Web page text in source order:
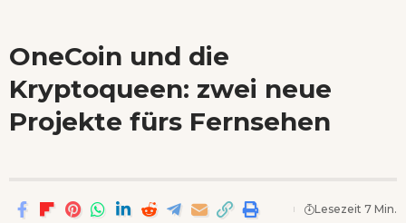
OneCoin und die
Kryptoqueen: zwei neue
Projekte fürs Fernsehen
Lesezeit 7 Min.